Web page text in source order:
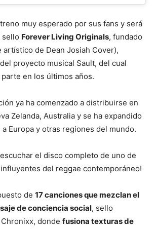
muy esperado por sus fans y será
sello Forever Living Originals, fundado
artístico de Dean Josiah Cover),
proyecto musical Sault, del cual
en los últimos años.
ya ha comenzado a distribuirse en
Zelanda, Australia y se ha expandido
Europa y otras regiones del mundo.
el disco completo de uno de
del reggae contemporáneo!
de 17 canciones que mezclan el
de conciencia social, sello
donde fusiona texturas de